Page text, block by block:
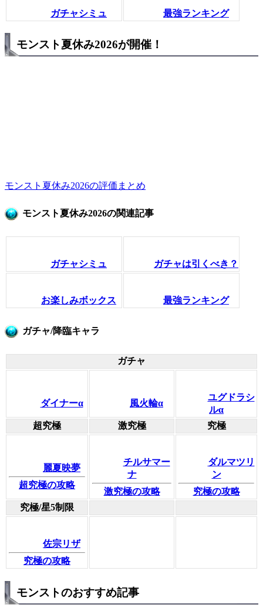
ガチャシミュ 最強ランキング
モンスト夏休み2026が開催！
モンスト夏休み2026の評価まとめ
モンスト夏休み2026の関連記事
ガチャシミュ ガチャは引くべき？
お楽しみボックス 最強ランキング
ガチャ/降臨キャラ
ガチャ
ダイナーα 風火輪α
ユグドラシ
ルα
超究極
激究極 究極
麗夏映夢
超究極の攻略
チルサマー
ナ
激究極の攻略
ダルマツリ
ン
究極の攻略
究極/星5制限
佐宗リザ
究極の攻略
モンストのおすすめ記事